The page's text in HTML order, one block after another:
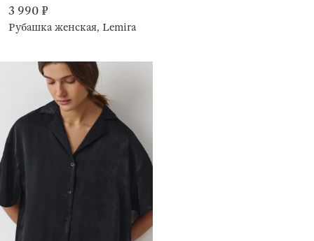
3 990 ₽
Рубашка женская, Lemira